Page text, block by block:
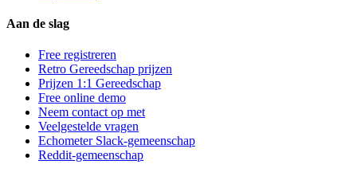
Aan de slag
Free registreren
Retro Gereedschap prijzen
Prijzen 1:1 Gereedschap
Free online demo
Neem contact op met
Veelgestelde vragen
Echometer Slack-gemeenschap
Reddit-gemeenschap